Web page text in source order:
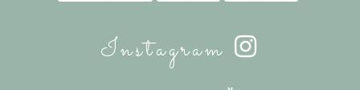
Instagram